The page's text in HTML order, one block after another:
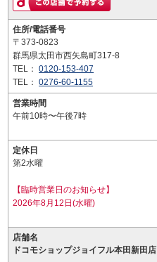
住所/電話番号
〒373-0823
群馬県太田市西矢島町317-8
TEL： 0120-153-407
TEL： 0276-60-1155
営業時間
午前10時〜午後7時
定休日
第2水曜
【臨時営業日のお知らせ】
2026年8月12日(水曜)
店舗名
ドコモショップジョイフル本田新田店